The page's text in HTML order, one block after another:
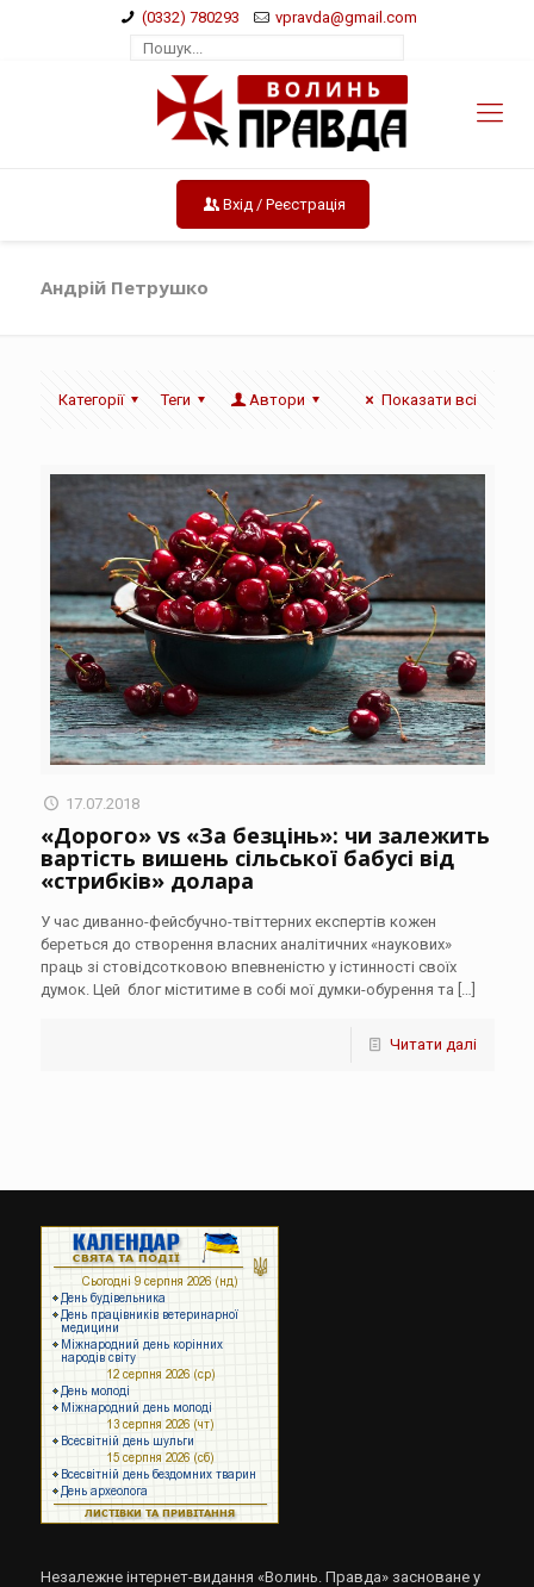
(0332) 780293 vpravda@gmail.com
Вхід / Реєстрація
Андрій Петрушко
Категорії Теги Автори Показати всі
17.07.2018
«Дорого» vs «За безцінь»: чи залежить
вартість вишень сільської бабусі від
«стрибків» долара
У час диванно-фейсбучно-твіттерних експертів кожен
береться до створення власних аналітичних «наукових»
праць зі стовідсотковою впевненістю у істинності своїх
думок. ‌Цей блог міститиме в собі мої думки-обурення та […]
Читати далі
Незалежне інтернет-видання «Волинь. Правда» засноване у